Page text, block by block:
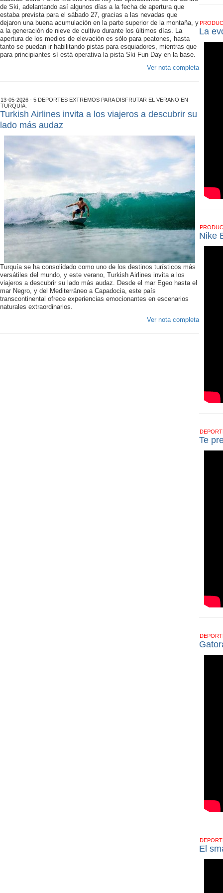
de Ski, adelantando así algunos días a la fecha de apertura que
estaba prevista para el sábado 27, gracias a las nevadas que
dejaron una buena acumulación en la parte superior de la montaña, y
a la generación de nieve de cultivo durante los últimos días. La
apertura de los medios de elevación es sólo para peatones, hasta
tanto se puedan ir habilitando pistas para esquiadores, mientras que
para principiantes sí está operativa la pista Ski Fun Day en la base.
Ver nota completa
13-05-2026 - 5 DEPORTES EXTREMOS PARA DISFRUTAR EL VERANO EN
TURQUÍA.
Turkish Airlines invita a los viajeros a descubrir su
lado más audaz
Turquía se ha consolidado como uno de los destinos turísticos más
versátiles del mundo, y este verano, Turkish Airlines invita a los
viajeros a descubrir su lado más audaz. Desde el mar Egeo hasta el
mar Negro, y del Mediterráneo a Capadocia, este país
transcontinental ofrece experiencias emocionantes en escenarios
naturales extraordinarios.
Ver nota completa
La
Nike
Te
El